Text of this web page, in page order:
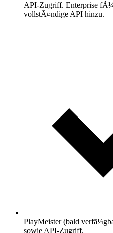
API-Zugriff. Enterprise
vollstÃ¤ndige API hinzu.
PlayMeister (bald
sowie API-Zugriff.